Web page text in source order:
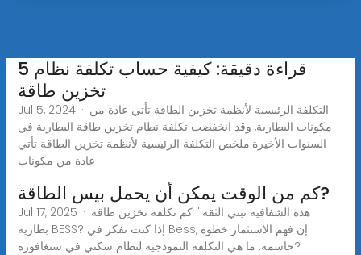
5 قراءة دقيقة: كيفية حساب تكلفة نظام
تخزين طاقة
Jul 5, 2024 · التكلفة الرئيسية لأنظمة تخزين الطاقة تأتي عادة من
مكونات البطارية, وقد انخفضت تكلفة نظام تخزين طاقة البطارية في
السنوات الأخيرة.ملخص التكلفة الرئيسية لأنظمة تخزين الطاقة تأتي
عادة من مكونات
كم من الوقت يمكن أن يحمل بيس الطاقة?
Jul 17, 2025 · هذه الشفافية تبني الثقة." كم تكلفة تخزين طاقة
بطارية BESS? إذا كنت تفكر في Bess, إن فهم الاستثمار خطوة
حاسمة. ما هي التكلفة النموذجية لنظام سكني في سنغافورة?